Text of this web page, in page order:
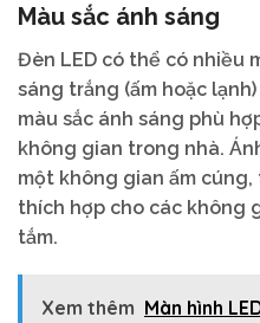
Màu sắc ánh sáng
Đèn LED có thể có nhiều
sáng trắng (ấm hoặc
màu sắc ánh sáng phù
không gian trong nhà.
một không gian ấm
thích hợp cho các không
tắm.
Xem thêm Màn hình